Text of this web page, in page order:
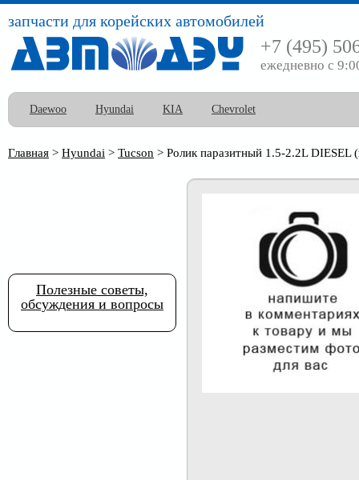
запчасти для корейских автомобилей
+7 (495)
ежедневно с
Daewoo Hyundai KIA Chevrolet
Главная > Hyundai > Tucson > Ролик паразитный 1.5-2.2L DIESEL
Полезные советы,
обсуждения и вопросы